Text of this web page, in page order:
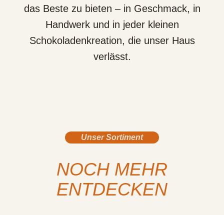
das Beste zu bieten – in Geschmack, in
Handwerk und in jeder kleinen
Schokoladenkreation, die unser Haus
verlässt.
Unser Sortiment
NOCH MEHR
ENTDECKEN
PRALINEN IM ÜBERBLICK
SPEZIALITÄTEN
KAFFEE